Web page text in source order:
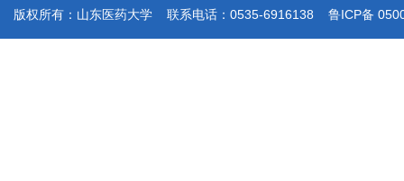
版权所有：山东医药大学 联系电话：0535-6916138 鲁ICP备